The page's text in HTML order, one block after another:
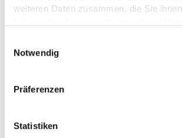
weiteren Daten zusammen, die Sie
Notwendig
Präferenzen
Statistiken
Oktober 2025
August 2025
Juni 2025